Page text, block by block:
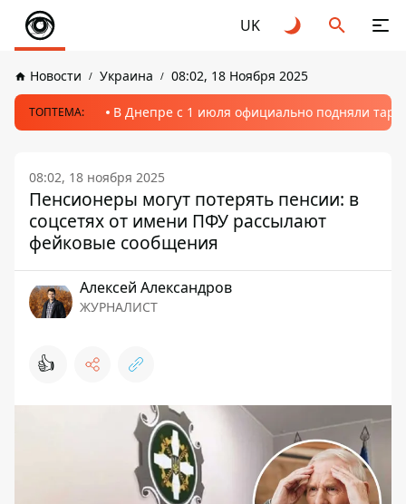
UK
Новости Украина 08:02, 18 Ноября 2025
ТОПТЕМА: В Днепре с 1 июля официально подняли
08:02, 18 ноября 2025
Пенсионеры могут потерять пенсии: в
соцсетях от имени ПФУ рассылают
фейковые сообщения
Алексей Александров
ЖУРНАЛИСТ
👍